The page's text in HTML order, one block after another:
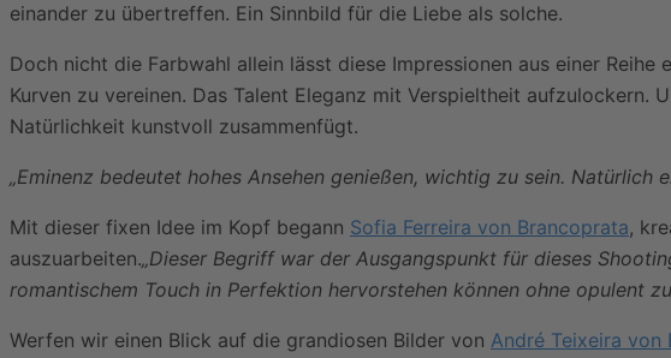
einander zu übertreffen. Ein Sinnbild für die Liebe als solche.
Doch nicht die Farbwahl allein lässt diese Impressionen aus einer
Kurven zu vereinen. Das Talent Eleganz mit Verspieltheit aufzulockern.
Natürlichkeit kunstvoll zusammenfügt.
„Eminenz bedeutet hohes Ansehen genießen, wichtig zu sein. Natürlich
Mit dieser fixen Idee im Kopf begann Sofia Ferreira von Brancoprata,
auszuarbeiten.„Dieser Begriff war der Ausgangspunkt für dieses
romantischem Touch in Perfektion hervorstehen können ohne opulent
Werfen wir einen Blick auf die grandiosen Bilder von André Teixeira von